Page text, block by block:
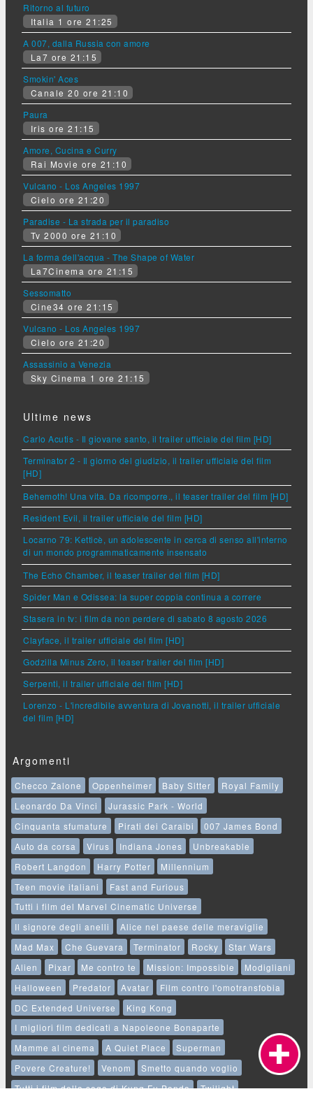
Ritorno al futuro
Italia 1 ore 21:25
A 007, dalla Russia con amore
La7 ore 21:15
Smokin' Aces
Canale 20 ore 21:10
Paura
Iris ore 21:15
Amore, Cucina e Curry
Rai Movie ore 21:10
Vulcano - Los Angeles 1997
Cielo ore 21:20
Paradise - La strada per il paradiso
Tv 2000 ore 21:10
La forma dell'acqua - The Shape of Water
La7Cinema ore 21:15
Sessomatto
Cine34 ore 21:15
Vulcano - Los Angeles 1997
Cielo ore 21:20
Assassinio a Venezia
Sky Cinema 1 ore 21:15
Ultime news
Carlo Acutis - Il giovane santo, il trailer ufficiale del film [HD]
Terminator 2 - Il giorno del giudizio, il trailer ufficiale del film
[HD]
Behemoth! Una vita. Da ricomporre., il teaser trailer del film [HD]
Resident Evil, il trailer ufficiale del film [HD]
Locarno 79: Ketticè, un adolescente in cerca di senso all'interno
di un mondo programmaticamente insensato
The Echo Chamber, il teaser trailer del film [HD]
Spider Man e Odissea: la super coppia continua a correre
Stasera in tv: i film da non perdere di sabato 8 agosto 2026
Clayface, il trailer ufficiale del film [HD]
Godzilla Minus Zero, il teaser trailer del film [HD]
Serpenti, il trailer ufficiale del film [HD]
Lorenzo - L'incredibile avventura di Jovanotti, il trailer ufficiale
del film [HD]
Argomenti
Checco Zalone Oppenheimer Baby Sitter
Royal Family
Leonardo Da Vinci
Jurassic Park - World
Cinquanta sfumature
Pirati dei Caraibi
007 James Bond
Auto da corsa
Virus Indiana Jones
Unbreakable
Robert Langdon
Harry Potter
Millennium
Teen movie italiani
Fast and Furious
Tutti i film del Marvel Cinematic Universe
Il signore degli anelli
Alice nel paese delle meraviglie
Mad Max
Che Guevara Terminator Rocky
Star Wars
Alien
Pixar Me contro te Mission: Impossible
Modigliani
Halloween
Predator Avatar
Film contro l'omotransfobia
DC Extended Universe
King Kong
I migliori film dedicati a Napoleone Bonaparte
Mamme al cinema
A Quiet Place
Superman
Povere Creature!
Venom
Smetto quando voglio
Tutti i film della saga di Kung Fu Panda
Twilight